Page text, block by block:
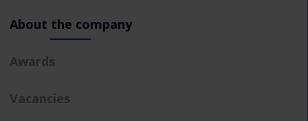
About the company
Awards
Vacancies